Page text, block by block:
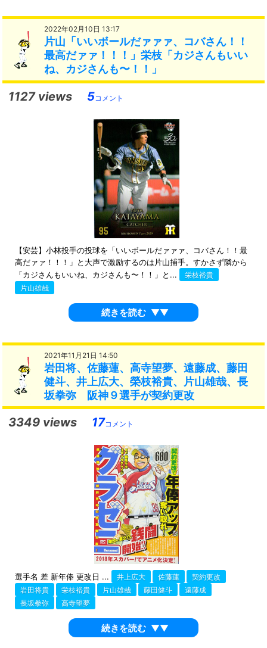
2022年02月10日 13:17
片山「いいボールだァァァ、コバさん！！
最高だァァ！！！」栄枝「カジさんもいい
ね、カジさんも〜！！」
1127 views 5コメント
【安芸】小林投手の投球を「いいボールだァァァ、コバさん！！最
高だァァ！！！」と大声で激励するのは片山捕手。すかさず隣から
「カジさんもいいね、カジさんも〜！！」と...
栄枝裕貴
片山雄哉
続きを読む ▼▼
2021年11月21日 14:50
岩田将、佐藤蓮、高寺望夢、遠藤成、藤田
健斗、井上広大、榮枝裕貴、片山雄哉、長
坂拳弥 阪神９選手が契約更改
3349 views 17コメント
選手名 差 新年俸 更改日 ... 井上広大 佐藤蓮
契約更改
岩田将貴
栄枝裕貴 片山雄哉 藤田健斗
遠藤成
長坂拳弥
高寺望夢
続きを読む ▼▼